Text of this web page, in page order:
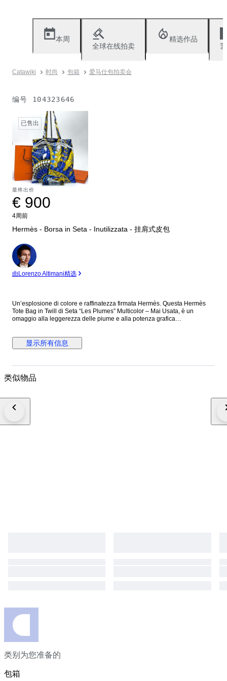
本周
全球在线拍卖
精选作品
Catawiki 时尚 包箱 爱马仕包拍卖会
编号 104323646
已售出
最终出价
€ 900
4周前
Hermès - Borsa in Seta - Inutilizzata - 挂肩式皮包
专
家
由Lorenzo Altimani精选
Un’esplosione di colore e raffinatezza firmata Hermès. Questa Hermès
Tote Bag in Twill di Seta “Les Plumes” Multicolor – Mai Usata, è un
omaggio alla leggerezza delle piume e alla potenza grafica
pezzo da collezione. Perfetta per chi vuole distinguersi con un’eleganza
fuori dal comune anche nei momenti più casual. SCHEDA TECNICA
Usata è realizzata in seta e si racchiude nella sua sacca. Mai usata è
Hermès Tote Bag in Twill di Seta “Les Plumes” Multicolor – Mai Usata
Tote Bag in Twill di Seta “Les Plumes” Multicolor – Mai Usata Arriva
farsi regalare).
显示所有信息
类似物品
类别为您准备的
包箱